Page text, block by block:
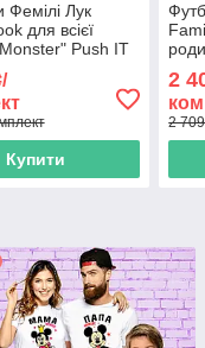
Фемілі Лук
для всієї
Push IT
Купити
2
2